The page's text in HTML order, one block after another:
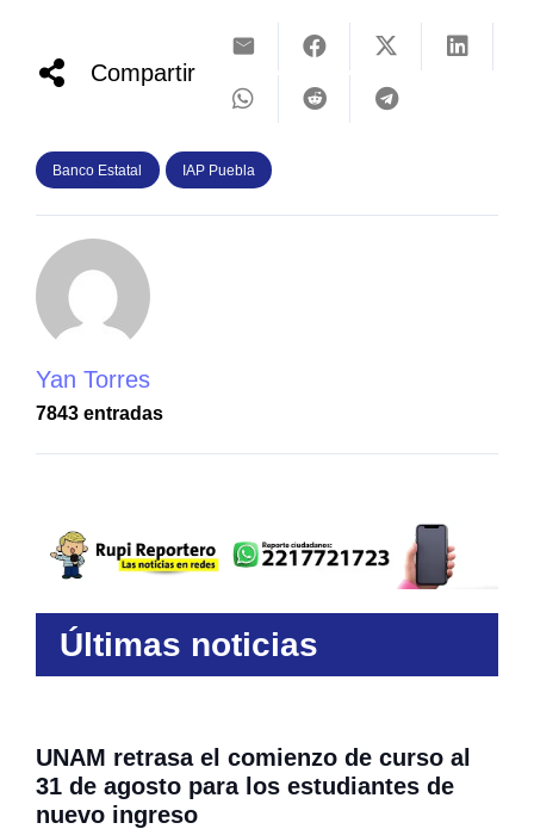
Compartir
Banco Estatal IAP Puebla
Yan Torres
7843 entradas
Últimas noticias
UNAM retrasa el comienzo de curso al
31 de agosto para los estudiantes de
nuevo ingreso